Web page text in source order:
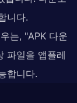
니다.
는, "APK 다운
파일을 앱플레
합니다.